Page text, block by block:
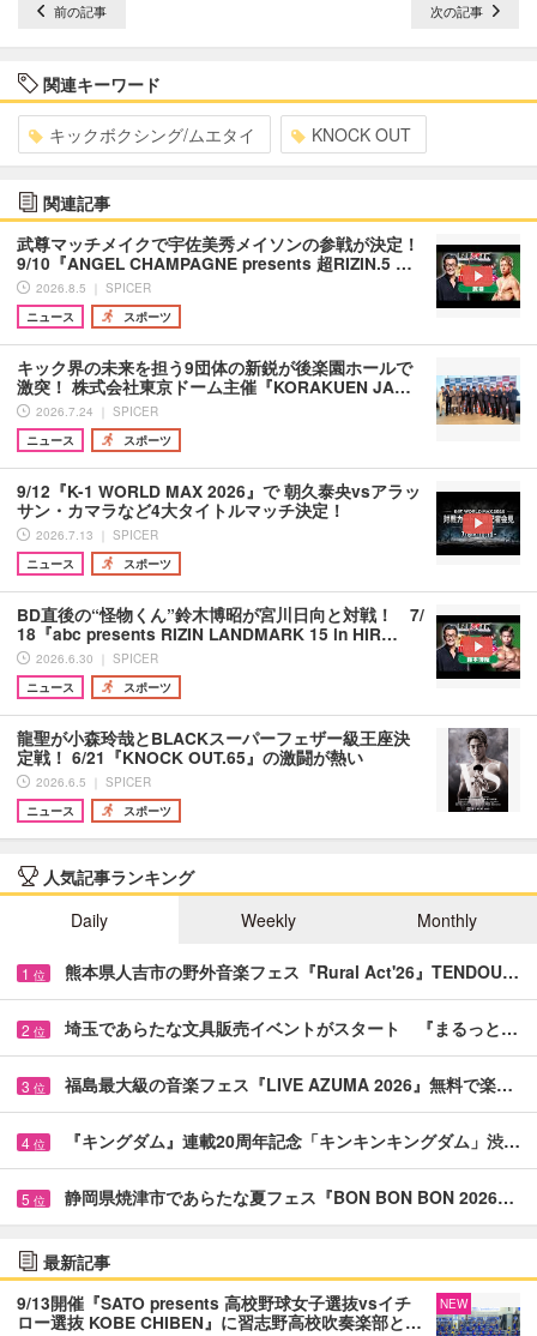
前の記事 次の記事
関連キーワード
キックボクシング/ムエタイ KNOCK OUT
関連記事
武尊マッチメイクで宇佐美秀メイソンの参戦が決定！
9/10『ANGEL CHAMPAGNE presents 超RIZIN.5 …
2026.8.5 ｜ SPICER
ニュース
スポーツ
キック界の未来を担う9団体の新鋭が後楽園ホールで
激突！ 株式会社東京ドーム主催『KORAKUEN JA…
2026.7.24 ｜ SPICER
ニュース
スポーツ
9/12『K-1 WORLD MAX 2026』で 朝久泰央vsアラッ
サン・カマラなど4大タイトルマッチ決定！
2026.7.13 ｜ SPICER
ニュース
スポーツ
BD直後の“怪物くん”鈴木博昭が宮川日向と対戦！ 7/
18『abc presents RIZIN LANDMARK 15 in HIR…
2026.6.30 ｜ SPICER
ニュース
スポーツ
龍聖が小森玲哉とBLACKスーパーフェザー級王座決
定戦！ 6/21『KNOCK OUT.65』の激闘が熱い
2026.6.5 ｜ SPICER
ニュース
スポーツ
人気記事ランキング
Daily
Weekly Monthly
1 位 熊本県人吉市の野外音楽フェス『Rural Act'26』TENDOU…
2 位 埼玉であらたな文具販売イベントがスタート 『まるっと…
3 位 福島最大級の音楽フェス『LIVE AZUMA 2026』無料で楽…
4 位 『キングダム』連載20周年記念「キンキンキングダム」渋…
5 位 静岡県焼津市であらたな夏フェス『BON BON BON 2026…
最新記事
9/13開催『SATO presents 高校野球女子選抜vsイチ
ロー選抜 KOBE CHIBEN』に習志野高校吹奏楽部と…
NEW